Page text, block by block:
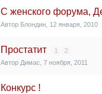
С женского форума,
Автор Блондин 12 января, 2010
Простатит 1
2
Автор Димaс 7 ноября, 2011
Конкурс !